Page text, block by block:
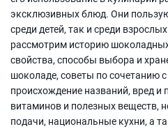
эксклюзивных блюд. Они
среди детей, так и среди
рассмотрим историю
свойства, способы выбора и
шоколаде, советы по сочетанию
происхождение названий, вред и
витаминов и полезных веществ,
подачи, национальные кухни, а